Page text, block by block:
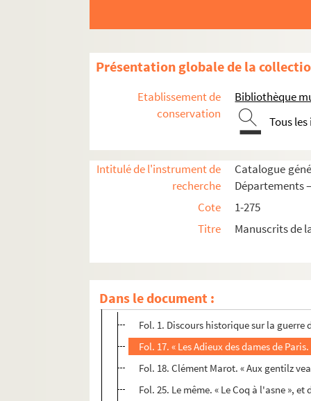
Présentation globale de la
Etablissement de
conservation
Bibliothèque
Tous
Intitulé de l'instrument de
recherche
Catalogue
Départements
Cote
1-275
Titre
Manuscrits de
Dans le document :
190. « Copie du mémoire de la Société
192. « Chy commenche le premier livre
193. « Notte sur l'ordonnance criminelle de
194. « Ordonnance du mois de février
195. « Traité de droit françois »
196-197. « Cours complet d'élocution et
198. « Élémens de rhétorique, composés
199. Mélanges de prose et de vers
201. Mélanges de vers et de prose ;
202. Recueil analogue au 201
Fol. 1. Discours historique sur la guerre
Fol. 17. « Les Adieux des dames de
Fol. 18. Clément Marot. « Aux gentilz
Fol. 25. Le même. « Le Coq à l'asne »,